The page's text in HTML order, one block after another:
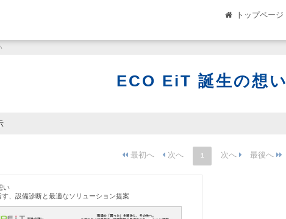
トップページ
ECO EiT 誕生の想い
1
い
、設備診断と最適なソリューション提案